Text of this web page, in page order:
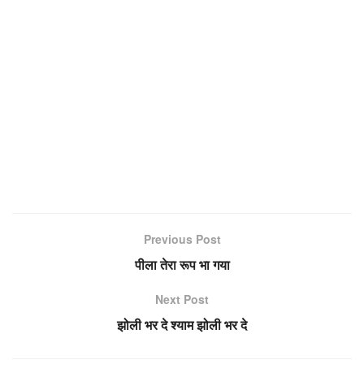
Previous Post
पीला तेरा रूप भा गया
Next Post
झोली भर दे श्याम झोली भर दे